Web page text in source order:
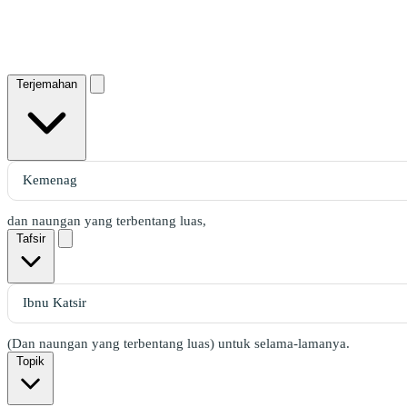
Terjemahan
dan naungan yang terbentang luas,
Tafsir
(Dan naungan yang terbentang luas) untuk selama-lamanya.
Topik